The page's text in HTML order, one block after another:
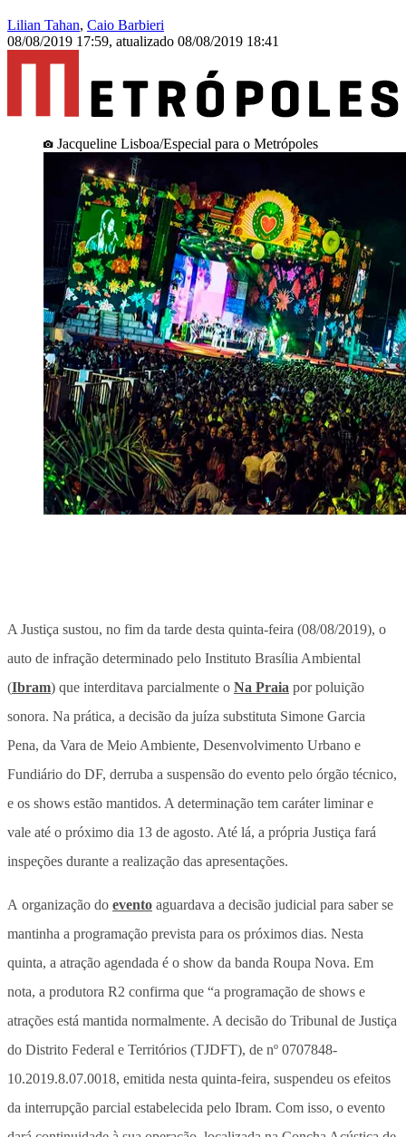
Lilian Tahan, Caio Barbieri
08/08/2019 17:59, atualizado 08/08/2019 18:41
Jacqueline Lisboa/Especial para o Metrópoles
A Justiça sustou, no fim da tarde desta quinta-feira (08/08/2019), o
auto de infração determinado pelo Instituto Brasília Ambiental
(Ibram) que interditava parcialmente o Na Praia por poluição
sonora. Na prática, a decisão da juíza substituta Simone Garcia
Pena, da Vara de Meio Ambiente, Desenvolvimento Urbano e
Fundiário do DF, derruba a suspensão do evento pelo órgão técnico,
e os shows estão mantidos. A determinação tem caráter liminar e
vale até o próximo dia 13 de agosto. Até lá, a própria Justiça fará
inspeções durante a realização das apresentações.
A organização do evento aguardava a decisão judicial para saber se
mantinha a programação prevista para os próximos dias. Nesta
quinta, a atração agendada é o show da banda Roupa Nova. Em
nota, a produtora R2 confirma que “a programação de shows e
atrações está mantida normalmente. A decisão do Tribunal de Justiça
do Distrito Federal e Territórios (TJDFT), de nº 0707848-
10.2019.8.07.0018, emitida nesta quinta-feira, suspendeu os efeitos
da interrupção parcial estabelecida pelo Ibram. Com isso, o evento